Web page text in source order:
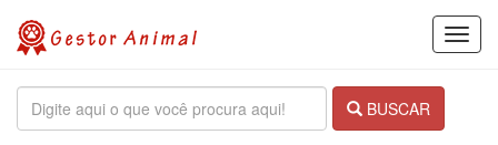
BUSCAR